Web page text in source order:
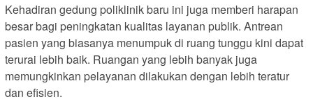
Kehadiran gedung poliklinik baru ini juga memberi harapan
besar bagi peningkatan kualitas layanan publik. Antrean
pasien yang biasanya menumpuk di ruang tunggu kini dapat
terurai lebih baik. Ruangan yang lebih banyak juga
memungkinkan pelayanan dilakukan dengan lebih teratur
dan efisien.